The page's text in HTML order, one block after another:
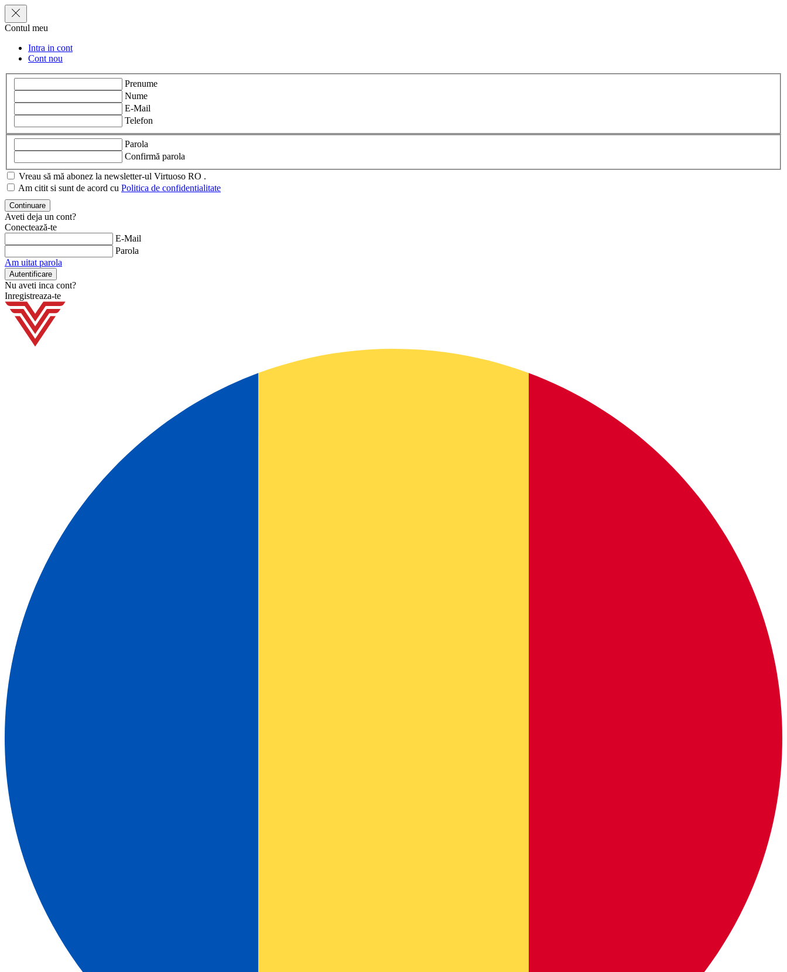
Contul meu
Intra in cont
Cont nou
Prenume
Nume
E-Mail
Telefon
Parola
Confirmă parola
Vreau să mă abonez la newsletter-ul Virtuoso RO .
Am citit si sunt de acord cu Politica de confidentialitate
Aveti deja un cont?
Conectează-te
E-Mail
Parola
Am uitat parola
Nu aveti inca cont?
Inregistreaza-te